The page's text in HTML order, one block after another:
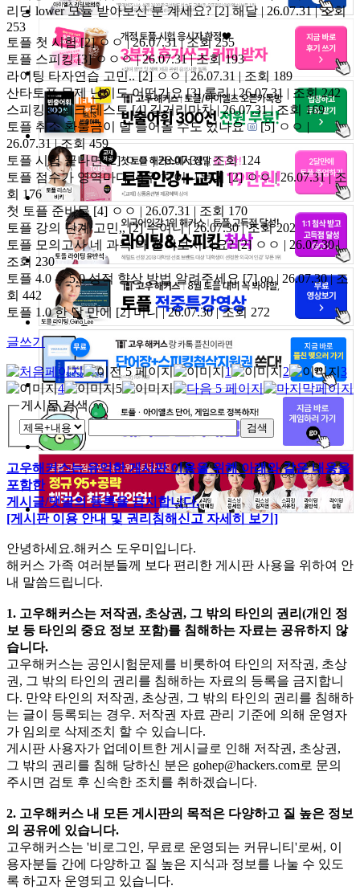
리딩 lower 모듈 받아보신 분 계세요?[2] 해달 | 26.07.31 | 조회
253
토플 첫 시험[2] ㅇㅇ | 26.07.31 | 조회 255
토플 스피킹[3] ㅇㅇㅇ | 26.07.31 | 조회 193
라이팅 타자연습 고민..[2] ㅇㅇ | 26.07.31 | 조회 189
산타토플 문제 난이도 어떤가요[3] 롤리 | 26.07.31 | 조회 242
스피킹 마이크 테스트[4] 길거리마차 | 26.07.31 | 조회 169
토플 취소 환불금이 덜 들어올 수도 있나요
[5] ㅇㅇ |
26.07.31 | 조회 459
토플 시험 끝나면[2] ㅇㅇ | 26.07.31 | 조회 124
토플 점수가 영역마다 너무 차이나는데[2] ㅇㅇ | 26.07.31 | 조
회 176
첫 토플 준비물 [4] ㅇㅇ | 26.07.31 | 조회 170
토플 강의 단계 고민,,[2] 수여니 | 26.07.30 | 조회 202
토플 모의고사 네 과목 다 풀어보시나요?[2] ㅇㅇ | 26.07.30 |
조회 230
토플 4.0 -> 5.0 성적 향상 방법 알려주세요[7] oo | 26.07.30 | 조
회 442
토플 1.0 한 달 만에 [2] 미니 | 26.07.30 | 조회 272
글쓰기
1 2
3
4
5
게시물 검색
검색
고우해커스는 유익한 게시판 이용을 위해 아래와 같은 내용을
포함한
게시글/댓글의 등록을 금지합니다.
[게시판 이용 안내 및 권리침해신고 자세히 보기]
안녕하세요.해커스 도우미입니다.
해커스 가족 여러분들께 보다 편리한 게시판 사용을 위하여 안
내 말씀드립니다.
1. 고우해커스는 저작권, 초상권, 그 밖의 타인의 권리(개인 정
보 등 타인의 중요 정보 포함)를 침해하는 자료는 공유하지 않
습니다.
고우해커스는 공인시험문제를 비롯하여 타인의 저작권, 초상
권, 그 밖의 타인의 권리를 침해하는 자료의 등록을 금지합니
다. 만약 타인의 저작권, 초상권, 그 밖의 타인의 권리를 침해하
는 글이 등록되는 경우. 저작권 자료 관리 기준에 의해 운영자
가 임의로 삭제조치 할 수 있습니다.
게시판 사용자가 업데이트한 게시글로 인해 저작권, 초상권,
그 밖의 권리를 침해 당하신 분은 gohep@hackers.com로 문의
주시면 검토 후 신속한 조치를 취하겠습니다.
2. 고우해커스 내 모든 게시판의 목적은 다양하고 질 높은 정보
의 공유에 있습니다.
고우해커스는 '비로그인, 무료로 운영되는 커뮤니티'로써, 이
용자분들 간에 다양하고 질 높은 지식과 정보를 나눌 수 있도
록 하고자 운영되고 있습니다.